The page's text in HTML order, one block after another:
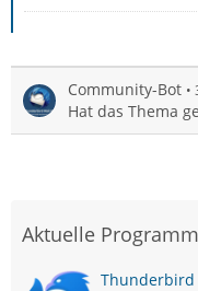
Community-Bot
Hat das Thema
Aktuelle
Thunderbird